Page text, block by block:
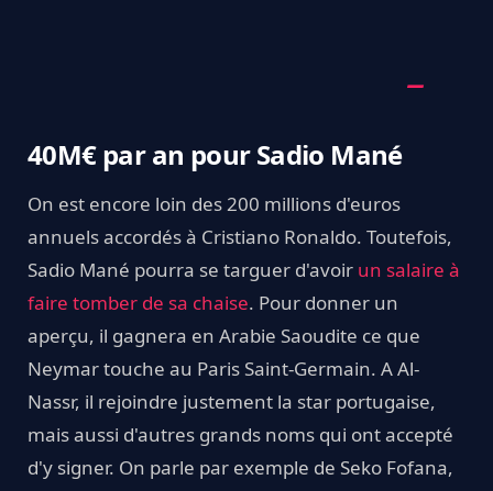
40M€ par an pour Sadio Mané
On est encore loin des 200 millions d'euros
annuels accordés à Cristiano Ronaldo. Toutefois,
Sadio Mané pourra se targuer d'avoir un salaire à
faire tomber de sa chaise. Pour donner un
aperçu, il gagnera en Arabie Saoudite ce que
Neymar touche au Paris Saint-Germain. A Al-
Nassr, il rejoindre justement la star portugaise,
mais aussi d'autres grands noms qui ont accepté
d'y signer. On parle par exemple de Seko Fofana,